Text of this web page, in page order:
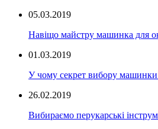
05.03.2019
Навіщо майстру машинка для
01.03.2019
У чому секрет вибору
26.02.2019
Вибираємо перукарські